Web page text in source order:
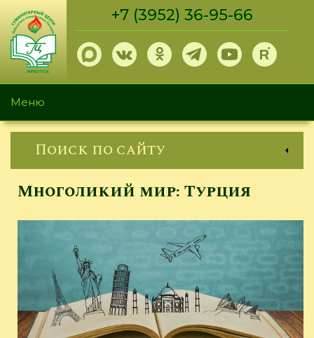
Перейти
основному
содержанию
+7 (3952) 36-95-66
Меню
Поиск по сайту
Многоликий мир: Турция